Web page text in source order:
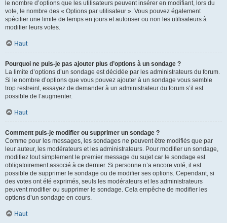
le nombre d’options que les utilisateurs peuvent insérer en modifiant, lors du
vote, le nombre des « Options par utilisateur ». Vous pouvez également
spécifier une limite de temps en jours et autoriser ou non les utilisateurs à
modifier leurs votes.
Haut
Pourquoi ne puis-je pas ajouter plus d’options à un sondage ?
La limite d’options d’un sondage est décidée par les administrateurs du forum.
Si le nombre d’options que vous pouvez ajouter à un sondage vous semble
trop restreint, essayez de demander à un administrateur du forum s’il est
possible de l’augmenter.
Haut
Comment puis-je modifier ou supprimer un sondage ?
Comme pour les messages, les sondages ne peuvent être modifiés que par
leur auteur, les modérateurs et les administrateurs. Pour modifier un sondage,
modifiez tout simplement le premier message du sujet car le sondage est
obligatoirement associé à ce dernier. Si personne n’a encore voté, il est
possible de supprimer le sondage ou de modifier ses options. Cependant, si
des votes ont été exprimés, seuls les modérateurs et les administrateurs
peuvent modifier ou supprimer le sondage. Cela empêche de modifier les
options d’un sondage en cours.
Haut